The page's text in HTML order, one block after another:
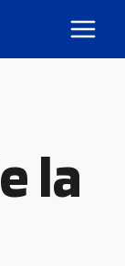
la